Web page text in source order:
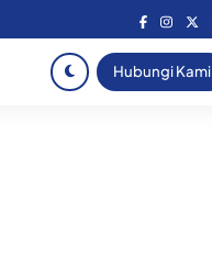
Hubungi Kami